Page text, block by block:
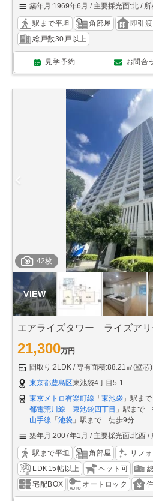
築年月:1969年6月
主要採光面:北
駅まで平坦 角部屋 即引
総戸数30戸以上
見学予約 お問合
42枚
エアライズタワー ライズアリ
21,300万円
間取り:2LDK
専有面積:88.21㎡(壁芯)
東京都豊島区東池袋4丁目5-1
東京メトロ有楽町線 「 東池袋 」駅ま
都電荒川線 「 東池袋四丁目 」駅まで
山手線 「 池袋 」駅まで 徒歩9分
築年月:2007年1月
主要採光面:北西
駅まで平坦 角部屋
リフ
LDK15帖以上
ペット可
宅配BOX
オートロック